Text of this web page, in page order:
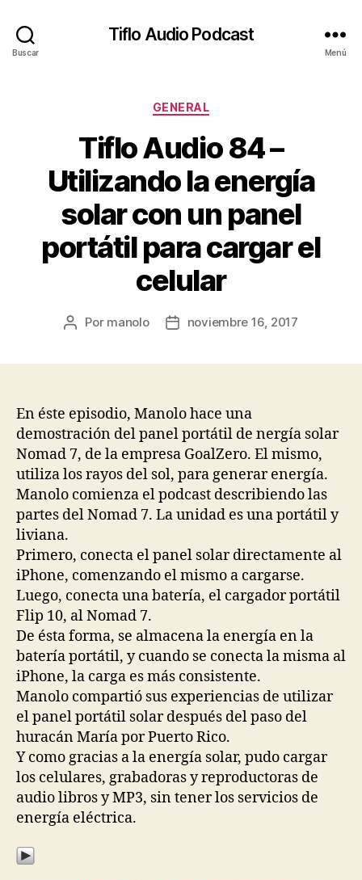
Buscar
Tiflo Audio Podcast
Menú
Categorías
GENERAL
Tiflo Audio 84 –
Utilizando la energía
solar con un panel
portátil para cargar el
celular
Autor
Por manolo
Fechanoviembre 16, 2017
En éste episodio, Manolo hace una
demostración del panel portátil de nergía solar
Nomad 7, de la empresa GoalZero. El mismo,
utiliza los rayos del sol, para generar energía.
Manolo comienza el podcast describiendo las
partes del Nomad 7. La unidad es una portátil y
liviana.
Primero, conecta el panel solar directamente al
iPhone, comenzando el mismo a cargarse.
Luego, conecta una batería, el cargador portátil
Flip 10, al Nomad 7.
De ésta forma, se almacena la energía en la
batería portátil, y cuando se conecta la misma al
iPhone, la carga es más consistente.
Manolo compartió sus experiencias de utilizar
el panel portátil solar después del paso del
huracán María por Puerto Rico.
Y como gracias a la energía solar, pudo cargar
los celulares, grabadoras y reproductoras de
audio libros y MP3, sin tener los servicios de
energía eléctrica.